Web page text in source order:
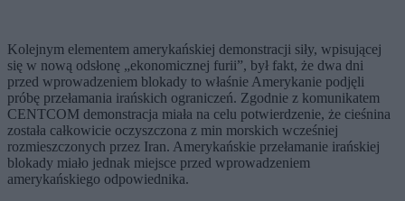
Kolejnym elementem amerykańskiej demonstracji siły, wpisującej
się w nową odsłonę „ekonomicznej furii”, był fakt, że dwa dni
przed wprowadzeniem blokady to właśnie Amerykanie podjęli
próbę przełamania irańskich ograniczeń. Zgodnie z komunikatem
CENTCOM demonstracja miała na celu potwierdzenie, że cieśnina
została całkowicie oczyszczona z min morskich wcześniej
rozmieszczonych przez Iran. Amerykańskie przełamanie irańskiej
blokady miało jednak miejsce przed wprowadzeniem
amerykańskiego odpowiednika.